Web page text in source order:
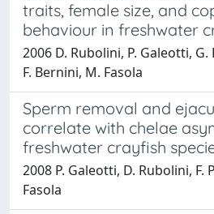
traits, female size, and
behaviour in freshwater
2006 D. Rubolini, P. Galeotti,
F. Bernini, M. Fasola
Sperm removal and
correlate with chelae
freshwater crayfish
2008 P. Galeotti, D. Rubolini, F.
Fasola